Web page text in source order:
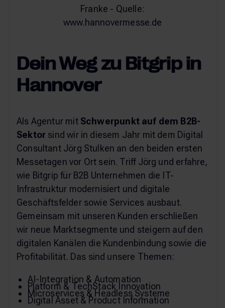
Franke - Quelle:
www.hannovermesse.de
Dein Weg zu Bitgrip in
Hannover
Als Agentur mit Schwerpunkt auf dem B2B-
Sektor sind wir in diesem Jahr mit dem Digital
Consultant Jörg Stulken an den beiden ersten
Messetagen vor Ort sein. Triff Jörg und erfahre,
wie Bitgrip für B2B Unternehmen die IT-
Infrastruktur modernisiert und digitale
Geschäftsfelder sowie Services ausbaut.
Gemeinsam mit unseren Kunden erschließen
wir neue Marktsegmente und steigern auf den
digitalen Kanälen die Kundenbindung sowie die
Profitabilität. Das sind unsere Themen:
AI-Integration & Automation
Platform & TechStack Innovation
Microservices & Headless Systeme
Digital Asset & Product Information